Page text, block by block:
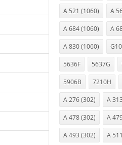
A 521 (1060) A
A 684 (1060) A
A 830 (1060)
5636F 5637G
5906B 7210H
A 276 (302) A
A 478 (302) A
A 493 (302) A